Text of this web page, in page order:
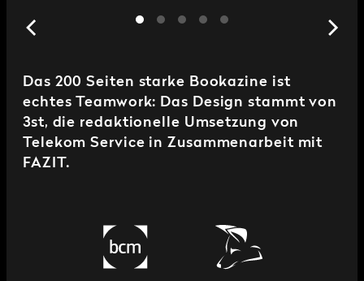
Das 200 Seiten starke Bookazine ist
echtes Teamwork: Das Design stammt von
3st, die redaktionelle Umsetzung von
Telekom Service in Zusammenarbeit mit
FAZIT.